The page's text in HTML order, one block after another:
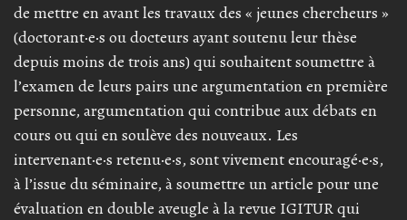
de mettre en avant les travaux des « jeunes chercheurs »
(doctorant·e·s ou docteurs ayant soutenu leur thèse
depuis moins de trois ans) qui souhaitent soumettre à
l’examen de leurs pairs une argumentation en première
personne, argumentation qui contribue aux débats en
cours ou qui en soulève des nouveaux. Les
intervenant·e·s retenu·e·s, sont vivement encouragé·e·s,
à l’issue du séminaire, à soumettre un article pour une
évaluation en double aveugle à la revue IGITUR qui